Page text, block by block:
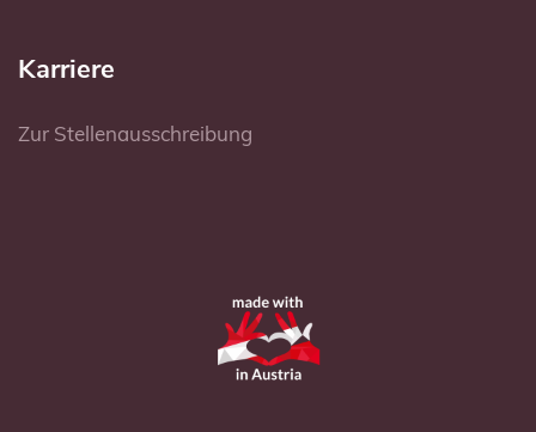
Karriere
Zur Stellenausschreibung